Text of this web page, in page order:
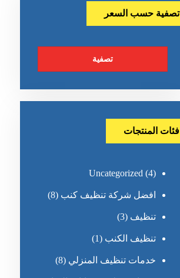
تصفية حسب السعر
تصفية
فئات المنتجات
Uncategorized (4)
افضل شركة تنظيف كنب (8)
تنظيف (3)
تنظيف الكنب (1)
خدمات تنظيف المنزلي (8)